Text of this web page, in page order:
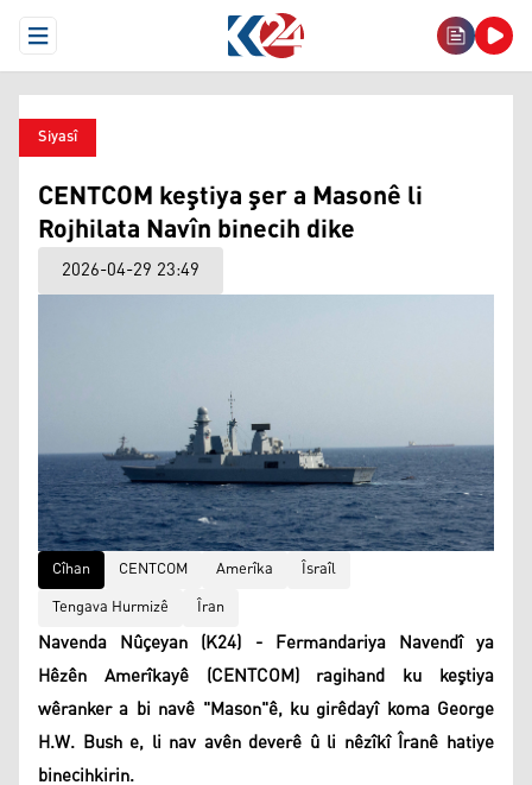
Open Menu
Siyasî
CENTCOM keştiya şer a Masonê li
Rojhilata Navîn binecih dike
2026-04-29 23:49
Cîhan CENTCOM Amerîka
Îsraîl
Tengava Hurmizê
Îran
Navenda Nûçeyan (K24) - Fermandariya Navendî ya
Hêzên Amerîkayê (CENTCOM) ragihand ku keştiya
wêranker a bi navê "Mason"ê, ku girêdayî koma George
H.W. Bush e, li nav avên deverê û li nêzîkî Îranê hatiye
binecihkirin.